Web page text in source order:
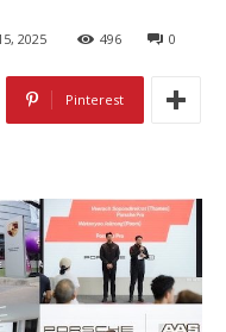
2025 496 0
Pinterest